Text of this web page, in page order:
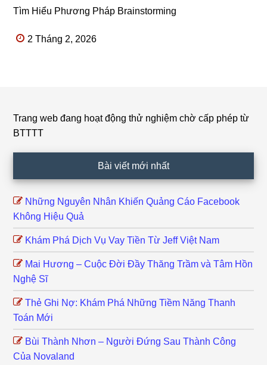
Tìm Hiểu Phương Pháp Brainstorming
2 Tháng 2, 2026
Footer
Trang web đang hoạt động thử nghiệm chờ cấp phép từ
BTTTT
Bài viết mới nhất
Những Nguyên Nhân Khiến Quảng Cáo Facebook
Không Hiệu Quả
Khám Phá Dịch Vụ Vay Tiền Từ Jeff Việt Nam
Mai Hương – Cuộc Đời Đầy Thăng Trầm và Tâm Hồn
Nghệ Sĩ
Thẻ Ghi Nợ: Khám Phá Những Tiềm Năng Thanh
Toán Mới
Bùi Thành Nhơn – Người Đứng Sau Thành Công
Của Novaland